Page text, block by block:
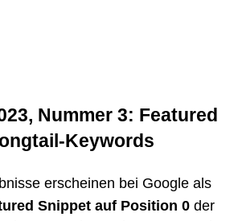
Nummer 3: Featured
Keywords
erscheinen bei Google als
Snippet auf Position 0 der